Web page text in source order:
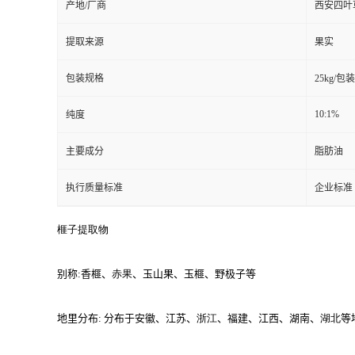
产地/厂商 西安四叶
提取来源 果实
包装规格 25kg/包装
纯度 10:1%
主要成分 脂肪油
执行质量标准 企业标准
榧子提取物
别称:香榧、 赤果、玉山果、玉榧、野极子等
地里分布: 分布于安徽、江苏、 浙江、福建、江西、湖南、 湖北等